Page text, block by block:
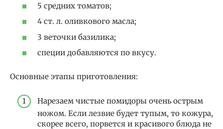
5 средних томатов;
4 ст. л. оливкового масла;
3 веточки базилика;
специи добавляются по вкусу.
Основные этапы приготовления:
Нарезаем чистые помидоры очень острым
ножом. Если лезвие будет тупым, то кожура,
скорее всего, порвется и красивого блюда не